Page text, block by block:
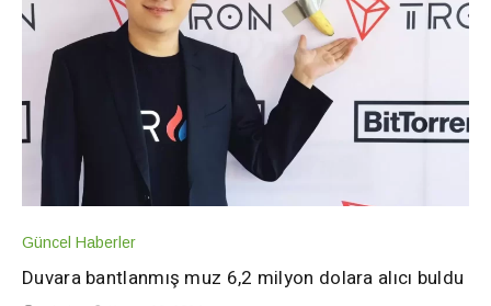
Güncel Haberler
Duvara bantlanmış muz 6,2 milyon dolara alıcı buldu